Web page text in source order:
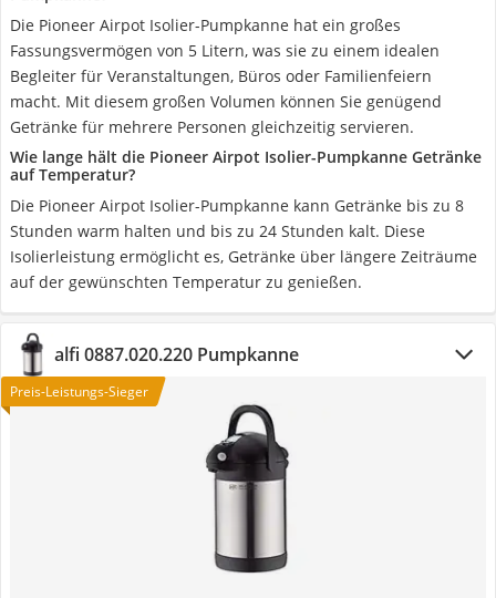
Die Pioneer Airpot Isolier-Pumpkanne hat ein großes
Fassungsvermögen von 5 Litern, was sie zu einem idealen
Begleiter für Veranstaltungen, Büros oder Familienfeiern
macht. Mit diesem großen Volumen können Sie genügend
Getränke für mehrere Personen gleichzeitig servieren.
Wie lange hält die Pioneer Airpot Isolier-Pumpkanne Getränke
auf Temperatur?
Die Pioneer Airpot Isolier-Pumpkanne kann Getränke bis zu 8
Stunden warm halten und bis zu 24 Stunden kalt. Diese
Isolierleistung ermöglicht es, Getränke über längere Zeiträume
auf der gewünschten Temperatur zu genießen.
alfi 0887.020.220 Pumpkanne
Preis-Leistungs-Sieger